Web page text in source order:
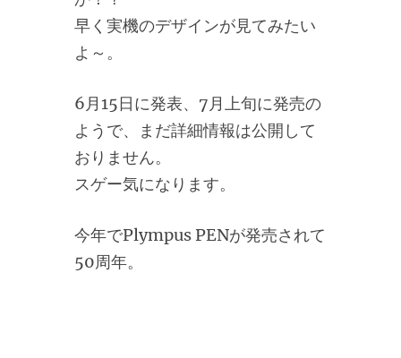
早く実機のデザインが見てみたい
よ～。
6月15日に発表、7月上旬に発売の
ようで、まだ詳細情報は公開して
おりません。
スゲー気になります。
今年でPlympus PENが発売されて
50周年。